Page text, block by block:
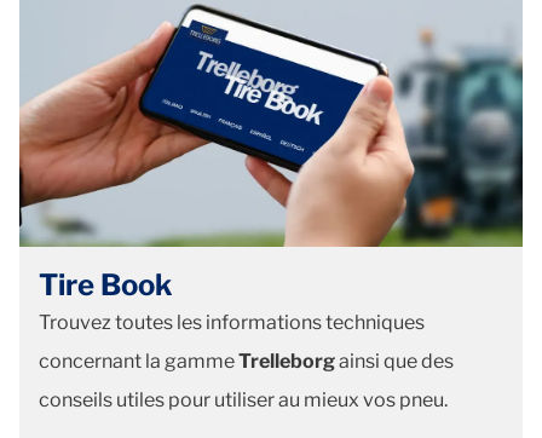
Tire Book
Trouvez toutes les informations techniques
concernant la gammeTrelleborgainsi que des
conseils utiles pour utiliser au mieux vos pneu.